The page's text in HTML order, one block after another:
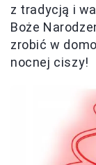
z tradycją i
Boże
zrobić w
nocnej ciszy!